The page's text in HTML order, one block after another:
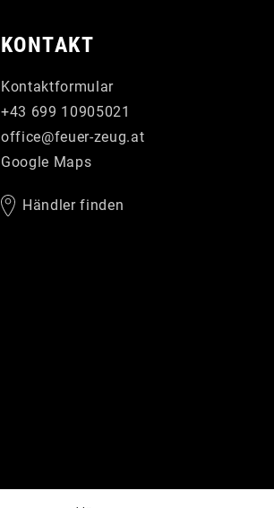
KONTAKT
Kontaktformular
+43 699 10905021
office@feuer-zeug.at
Google Maps
Händler finden